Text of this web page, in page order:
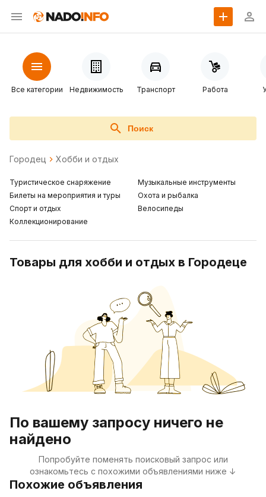
Все категории Недвижимость Транспорт Работа
Поиск
Городец Хобби и отдых
Туристическое снаряжение
Билеты на мероприятия и туры
Спорт и отдых
Коллекционирование
Музыкальные инструменты
Охота и рыбалка
Велосипеды
Товары для хобби и отдых в Городеце
По вашему запросу ничего не
найдено
Попробуйте поменять поисковый запрос или
ознакомьтесь с похожими объявлениями ниже ↓
Похожие объявления